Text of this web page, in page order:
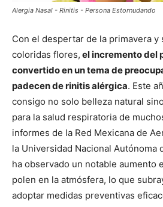
Alergia Nasal - Rinitis - Persona Estornudando
Con el despertar de la primavera y
coloridas flores, el incremento del
convertido en un tema de
padecen de rinitis alérgica. Este
consigo no solo belleza natural
para la salud respiratoria de
informes de la Red Mexicana de
la Universidad Nacional Autónoma
ha observado un notable aumento
polen en la atmósfera, lo que
adoptar medidas preventivas